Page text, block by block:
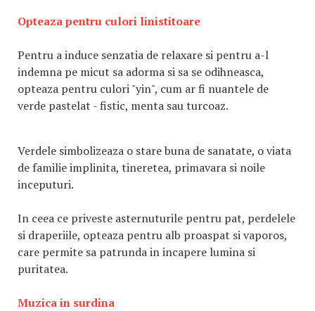
Opteaza pentru culori linistitoare
Pentru a induce senzatia de relaxare si pentru a-l
indemna pe micut sa adorma si sa se odihneasca,
opteaza pentru culori "yin", cum ar fi nuantele de
verde pastelat - fistic, menta sau turcoaz.
Verdele simbolizeaza o stare buna de sanatate, o viata
de familie implinita, tineretea, primavara si noile
inceputuri.
In ceea ce priveste asternuturile pentru pat, perdelele
si draperiile, opteaza pentru alb proaspat si vaporos,
care permite sa patrunda in incapere lumina si
puritatea.
Muzica in surdina